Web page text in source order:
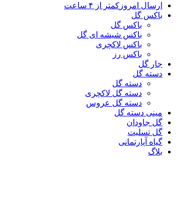
ارسال امروز کمتر از ۴ ساعت
باکس گل
باکس گل
باکس شیشه ای گل
باکس لاکچری
باکس رز
جار گل
دسته گل
دسته گل
دسته گل لاکچری
دسته گل عروس
مینی دسته گل
گل جاودان
گل تسلیت
گیاه آپارتمانی
بلاگ